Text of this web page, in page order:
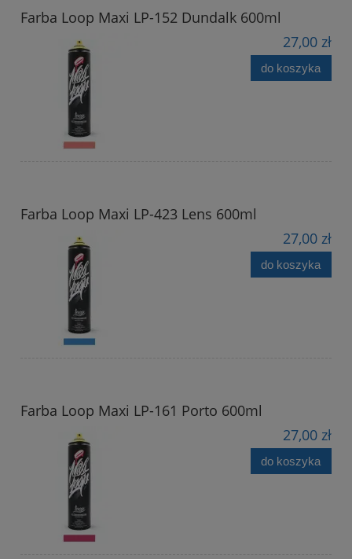
Farba Loop Maxi LP-152 Dundalk 600ml
27,00 zł
do koszyka
Farba Loop Maxi LP-423 Lens 600ml
27,00 zł
do koszyka
Farba Loop Maxi LP-161 Porto 600ml
27,00 zł
do koszyka